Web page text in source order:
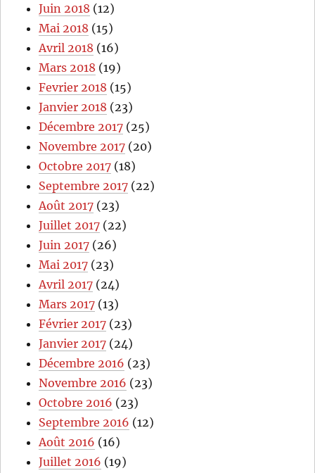
Juin 2018 (12)
Mai 2018 (15)
Avril 2018 (16)
Mars 2018 (19)
Fevrier 2018 (15)
Janvier 2018 (23)
Décembre 2017 (25)
Novembre 2017 (20)
Octobre 2017 (18)
Septembre 2017 (22)
Août 2017 (23)
Juillet 2017 (22)
Juin 2017 (26)
Mai 2017 (23)
Avril 2017 (24)
Mars 2017 (13)
Février 2017 (23)
Janvier 2017 (24)
Décembre 2016 (23)
Novembre 2016 (23)
Octobre 2016 (23)
Septembre 2016 (12)
Août 2016 (16)
Juillet 2016 (19)